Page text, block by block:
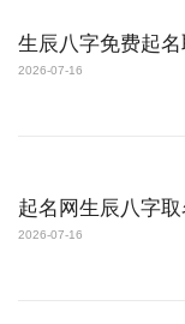
生辰八字免费起名
2026-07-16
起名网生辰八字
2026-07-16